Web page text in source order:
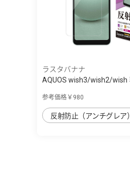
ラスタバナナ
AQUOS wish3/wish2/wish
参考価格￥980
反射防止（アンチグレア）